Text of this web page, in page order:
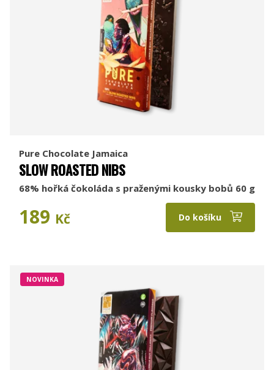
Pure Chocolate Jamaica
SLOW ROASTED NIBS
68% hořká čokoláda s praženými kousky bobů 60 g
189 Kč Do košíku
NOVINKA